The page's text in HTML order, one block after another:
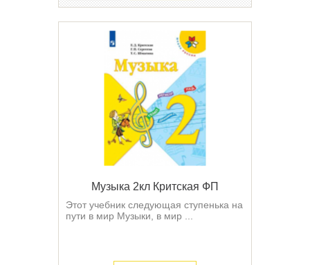
Музыка 2кл Критская ФП
Этот учебник следующая ступенька на
пути в мир Музыки, в мир ...